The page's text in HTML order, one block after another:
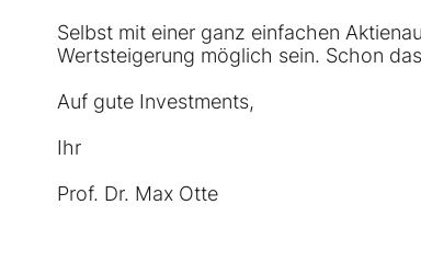
Selbst mit einer ganz einfachen
Wertsteigerung möglich sein. Schon
Auf gute Investments,
Ihr
Prof. Dr. Max Otte